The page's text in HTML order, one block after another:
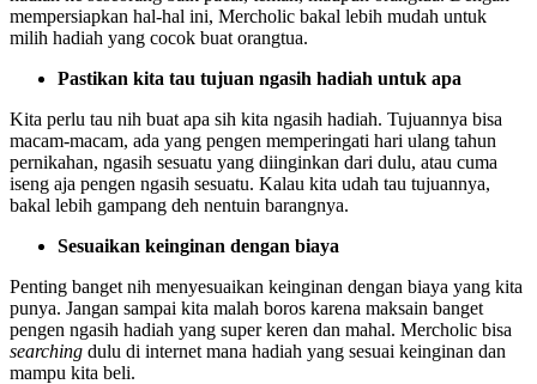
mempersiapkan hal-hal ini, Mercholic bakal lebih mudah untuk
milih hadiah yang cocok buat orangtua.
Pastikan kita tau tujuan ngasih hadiah untuk apa
Kita perlu tau nih buat apa sih kita ngasih hadiah. Tujuannya bisa
macam-macam, ada yang pengen memperingati hari ulang tahun
pernikahan, ngasih sesuatu yang diinginkan dari dulu, atau cuma
iseng aja pengen ngasih sesuatu. Kalau kita udah tau tujuannya,
bakal lebih gampang deh nentuin barangnya.
Sesuaikan keinginan dengan biaya
Penting banget nih menyesuaikan keinginan dengan biaya yang kita
punya. Jangan sampai kita malah boros karena maksain banget
pengen ngasih hadiah yang super keren dan mahal. Mercholic bisa
searching dulu di internet mana hadiah yang sesuai keinginan dan
mampu kita beli.